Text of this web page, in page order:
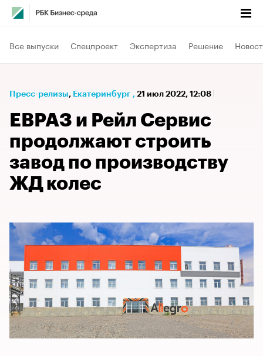
Все выпуски Спецпроект Экспертиза Решение
Пресс-релизы⁠, Екатеринбург , 21 июл 2022, 12:08
ЕВРАЗ и Рейл Сервис
продолжают строить
завод по производству
ЖД колес